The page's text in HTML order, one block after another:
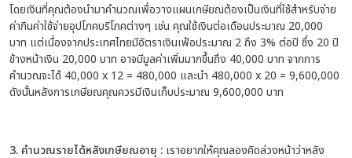
โดยเงินที่คุณต้องนำมาคำนวณเพื่อวางแผนเกษียณต้องเป็นเงินที่ใช้สำหรับจ่าย
ค่ากินค่าใช้จ่ายอุปโภคบริโภคต่างๆ เช่น คุณใช้เงินต่อเดือนประมาณ 20,000
บาท แต่เนื่องจากประเทศไทยมีอัตราเงินเฟ้อประมาณ 2 ถึง 3% ต่อปี ซึ่ง 20 ปี
ข้างหน้าเงิน 20,000 บาท อาจมีมูลค่าเพิ่มมากขึ้นถึง 40,000 บาท จากการ
คำนวณจะได้ 40,000 x 12 = 480,000 และนำ 480,000 x 20 = 9,600,000
ดังนั้นหลังการเกษียณคุณควรมีเงินเก็บประมาณ 9,600,000 บาท
3. คำนวณรายได้หลังเกษียณอายุ : เราอยากให้คุณลองคิดล่วงหน้าว่าหลัง